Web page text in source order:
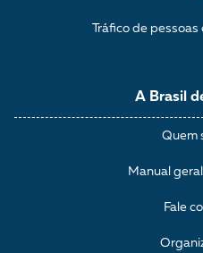
A Brasil
Quem
Manual
Fale
Tráfico de